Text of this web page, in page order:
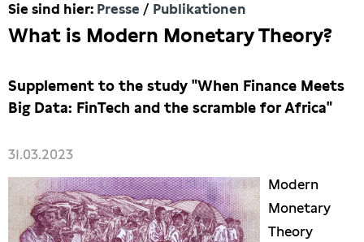
Europäisches Parlament
Presse
Interviews
Artikel
Sie sind hier: Presse Publikationen
What is Modern Monetary Theory?
Supplement to the study "When Finance Meets
Big Data: FinTech and the scramble for Africa"
31.03.2023
Modern
Monetary
Theory